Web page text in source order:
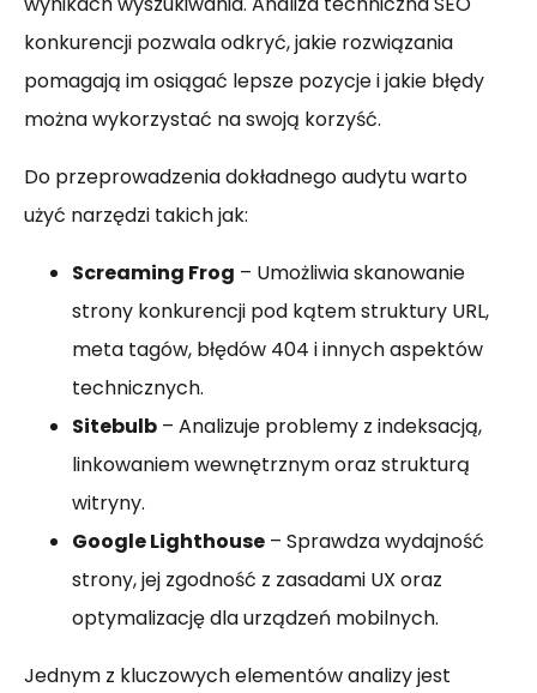
konkurencji pozwala odkryć, jakie rozwiązania
pomagają im osiągać lepsze pozycje i jakie błędy
można wykorzystać na swoją korzyść.
Do przeprowadzenia dokładnego audytu warto
użyć narzędzi takich jak:
Screaming Frog – Umożliwia skanowanie
strony konkurencji pod kątem struktury URL,
meta tagów, błędów 404 i innych aspektów
technicznych.
Sitebulb – Analizuje problemy z indeksacją,
linkowaniem wewnętrznym oraz strukturą
witryny.
Google Lighthouse – Sprawdza wydajność
strony, jej zgodność z zasadami UX oraz
optymalizację dla urządzeń mobilnych.
Jednym z kluczowych elementów analizy jest